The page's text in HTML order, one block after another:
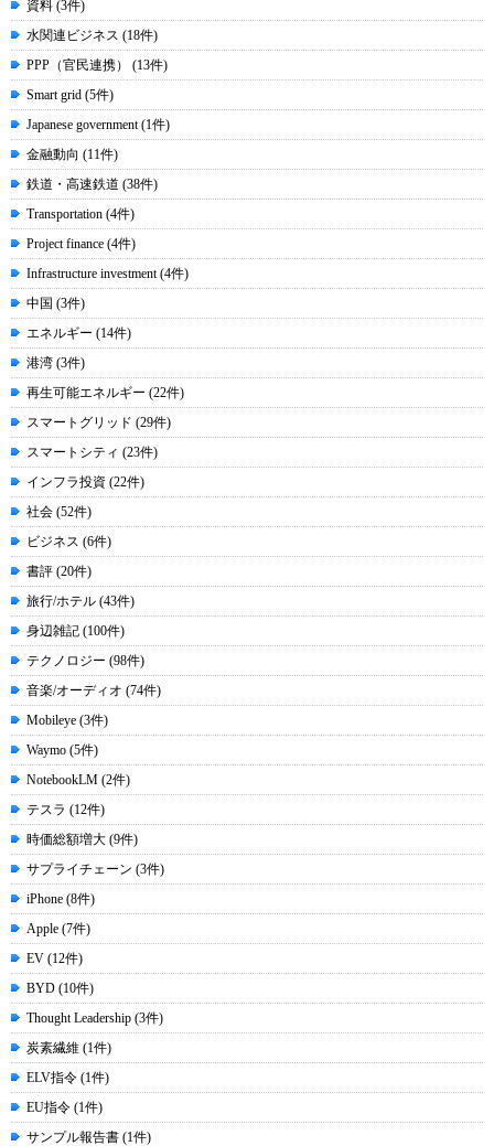
資料 (3件)
水関連ビジネス (18件)
PPP（官民連携） (13件)
Smart grid (5件)
Japanese government (1件)
金融動向 (11件)
鉄道・高速鉄道 (38件)
Transportation (4件)
Project finance (4件)
Infrastructure investment (4件)
中国 (3件)
エネルギー (14件)
港湾 (3件)
再生可能エネルギー (22件)
スマートグリッド (29件)
スマートシティ (23件)
インフラ投資 (22件)
社会 (52件)
ビジネス (6件)
書評 (20件)
旅行/ホテル (43件)
身辺雑記 (100件)
テクノロジー (98件)
音楽/オーディオ (74件)
Mobileye (3件)
Waymo (5件)
NotebookLM (2件)
テスラ (12件)
時価総額増大 (9件)
サプライチェーン (3件)
iPhone (8件)
Apple (7件)
EV (12件)
BYD (10件)
Thought Leadership (3件)
炭素繊維 (1件)
ELV指令 (1件)
EU指令 (1件)
サンプル報告書 (1件)